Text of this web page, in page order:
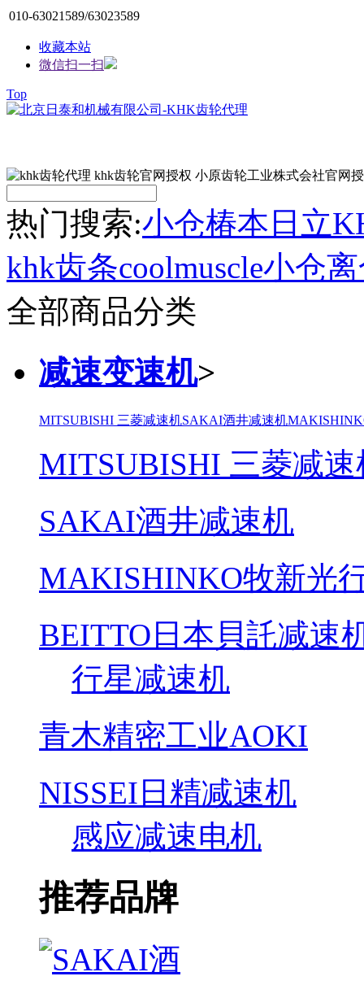
010-63021589/63023589
收藏本站
微信扫一扫
Top
热门搜索:小仓椿本 日立
khk齿条coolmuscle小仓
全部商品分类
减速变速机>
MITSUBISHI 三菱减速机SAKAI酒井减速机
MITSUBISHI 三菱减速
SAKAI酒井减速机
MAKISHINKO牧新光
BEITTO日本貝託减速
行星减速机
青木精密工业AOKI
NISSEI日精减速机
感应减速电机
推荐品牌